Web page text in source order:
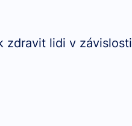
zdravit lidi v závislosti